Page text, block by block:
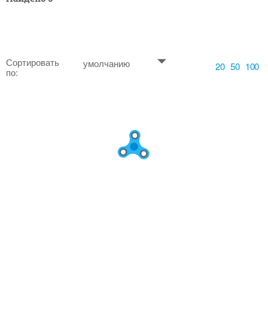
Сортировать
по:
умолчанию 20 50 100